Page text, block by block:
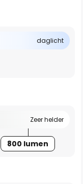
daglicht
Zeer helder
800 lumen